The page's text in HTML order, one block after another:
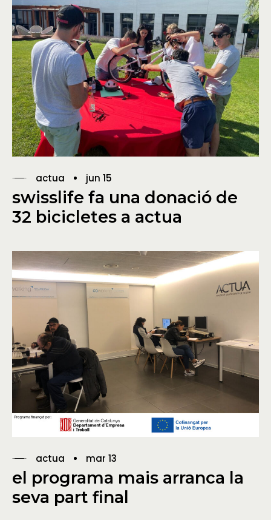
actua jun 15
swisslife fa una donació de
32 bicicletes a actua
actua mar 13
el programa mais arranca la
seva part final